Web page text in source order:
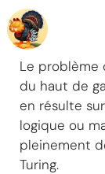
Le problème
du haut de
en résulte
logique ou
pleinement
Turing.